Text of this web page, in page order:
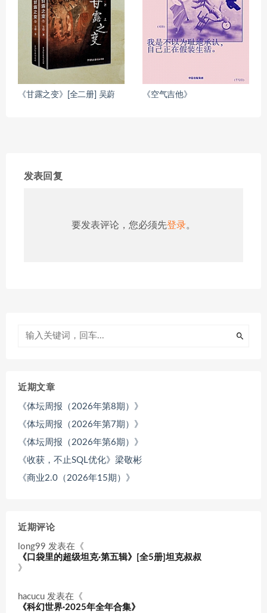
《甘露之变》[全二册] 吴蔚 《空气吉他》
发表回复
要发表评论，您必须先登录。
近期文章
《体坛周报（2026年第8期）》
《体坛周报（2026年第7期）》
《体坛周报（2026年第6期）》
《收获，不止SQL优化》梁敬彬
《商业2.0（2026年15期）》
近期评论
long99 发表在《
《口袋里的超级坦克·第五辑》[全5册]坦克叔叔
》
hacucu 发表在《
《科幻世界·2025年全年合集》